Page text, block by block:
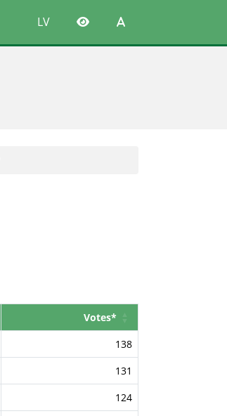
LV
Votes*
138
131
124